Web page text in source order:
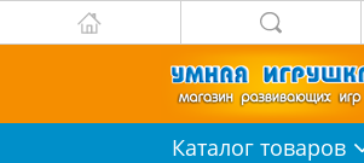
Каталог товаров